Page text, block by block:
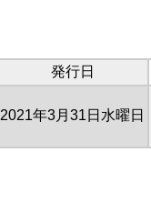
発行日
2021年3月31日水曜日